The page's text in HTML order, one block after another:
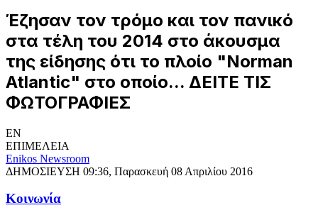
Έζησαν τον τρόμο και τον πανικό
στα τέλη του 2014 στο άκουσμα
της είδησης ότι το πλοίο "Norman
Atlantic" στο οποίο... ΔΕΙΤΕ ΤΙΣ
ΦΩΤΟΓΡΑΦΙΕΣ
EN
ΕΠΙΜΕΛΕΙΑ
Enikos Newsroom
ΔΗΜΟΣΙΕΥΣΗ 09:36, Παρασκευή 08 Απριλίου 2016
Κοινωνία